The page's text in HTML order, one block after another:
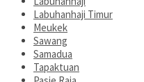
Labuhanhaji Timur
Meukek
Sawang
Samadua
Tapaktuan